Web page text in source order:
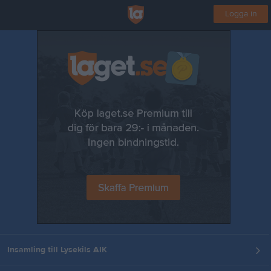
Logga in
Insamling till Lysekils AIK